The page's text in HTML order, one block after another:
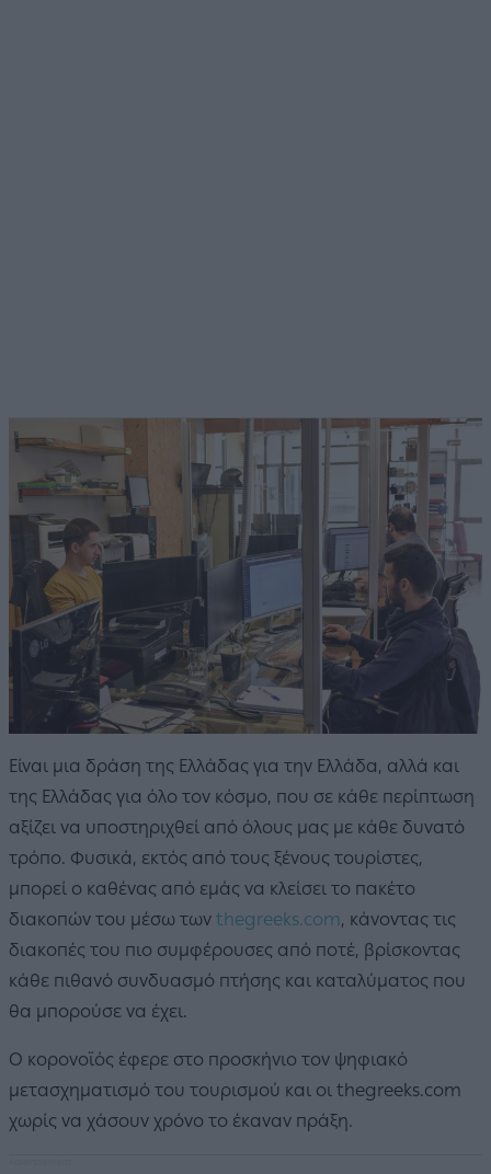
Είναι μια δράση της Ελλάδας για την Ελλάδα, αλλά και
της Ελλάδας για όλο τον κόσμο, που σε κάθε περίπτωση
αξίζει να υποστηριχθεί από όλους μας με κάθε δυνατό
τρόπο. Φυσικά, εκτός από τους ξένους τουρίστες,
μπορεί ο καθένας από εμάς να κλείσει το πακέτο
διακοπών του μέσω των thegreeks.com, κάνοντας τις
διακοπές του πιο συμφέρουσες από ποτέ, βρίσκοντας
κάθε πιθανό συνδυασμό πτήσης και καταλύματος που
θα μπορούσε να έχει.
Ο κορονοϊός έφερε στο προσκήνιο τον ψηφιακό
μετασχηματισμό του τουρισμού και οι thegreeks.com
χωρίς να χάσουν χρόνο το έκαναν πράξη.